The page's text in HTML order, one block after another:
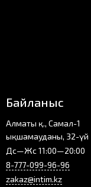
Байланыс
Алматы қ., Самал-1
ықшамауданы, 32-үй
Дс—Жс 11:00—20:00
8-777-099-96-96
zakaz@intim.kz